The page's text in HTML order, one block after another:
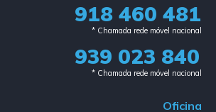
918 460 481
* Chamada rede móvel nacional
939 023 840​
* Chamada rede móvel nacional
Oficina